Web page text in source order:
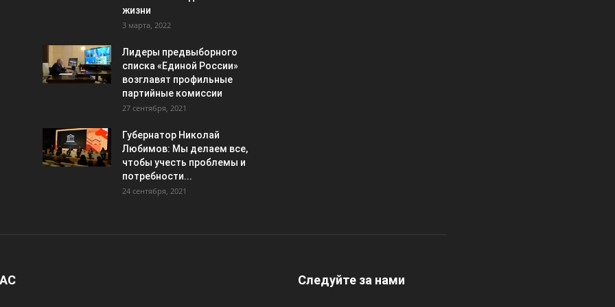
жизни
3 марта, 2022
Лидеры предвыборного
списка «Единой России»
возглавят профильные
партийные комиссии
27 сентября, 2021
Губернатор Николай
Любимов: Мы делаем все,
чтобы учесть проблемы и
потребности...
24 сентября, 2021
Следуйте за нами